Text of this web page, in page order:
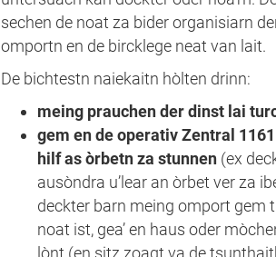
sechen de noat za bider organisiarn
omportn en de bircklege neat van lait.
De bichtestn naiekaitn hòlten drinn:
meing prauchen der dinst lai
gem en de operativ Zentral
hilf as òrbetn za stunnen (ex
ausòndra u’lear an òrbet ver za
deckter barn meing omport gem
noat ist, gea’ en haus oder
lònt (en sitz zoagt va de